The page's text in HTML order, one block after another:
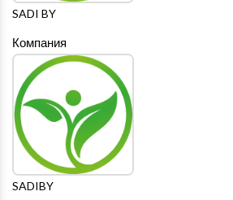
SADI BY
Компания
SADIBY